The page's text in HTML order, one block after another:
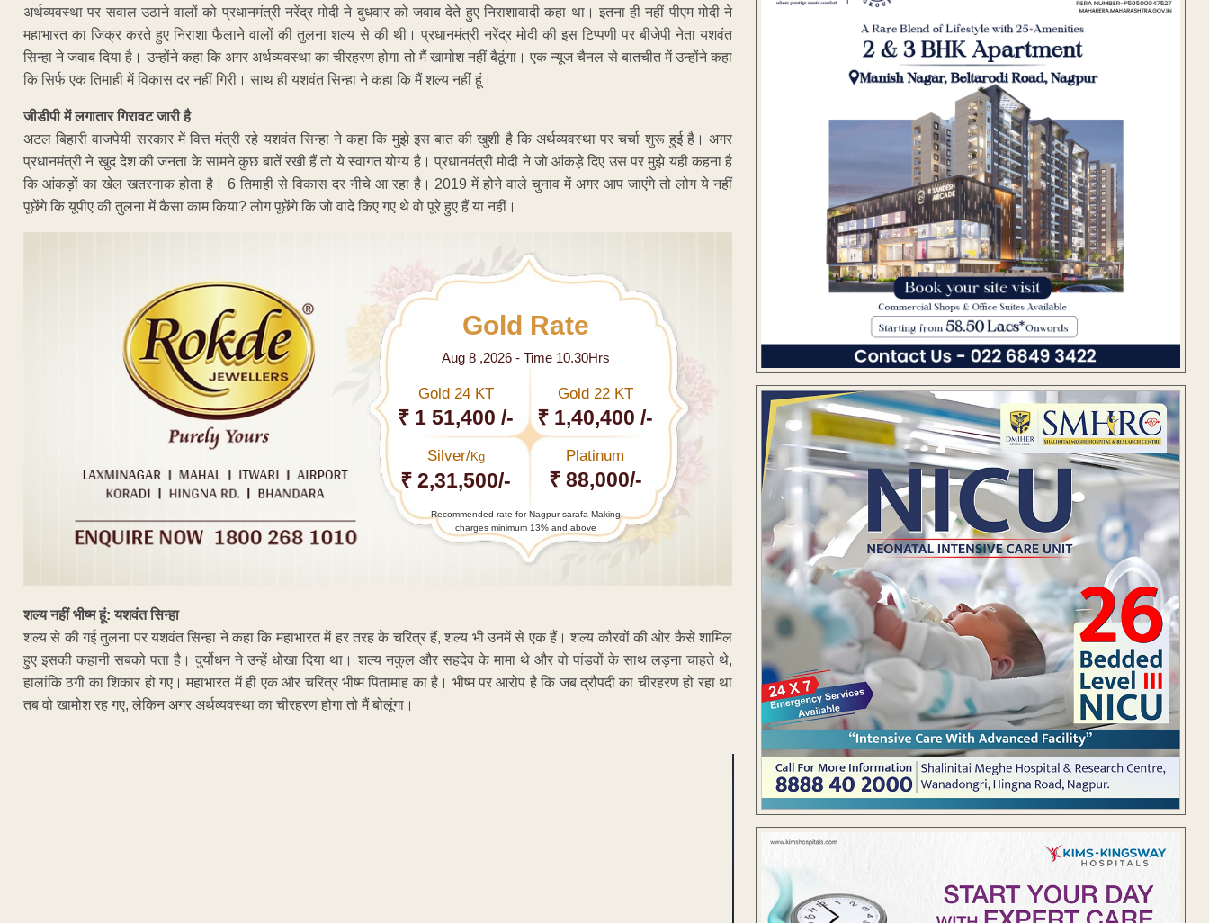
अर्थव्यवस्था पर सवाल उठाने वालों को प्रधानमंत्री नरेंद्र मोदी ने बुधवार को जवाब देते हुए निराशावादी कहा था। इतना ही नहीं पीएम मोदी ने
महाभारत का जिक्र करते हुए निराशा फैलाने वालों की तुलना शल्य से की थी। प्रधानमंत्री नरेंद्र मोदी की इस टिप्पणी पर बीजेपी नेता यशवंत
सिन्हा ने जवाब दिया है। उन्होंने कहा कि अगर अर्थव्यवस्था का चीरहरण होगा तो मैं खामोश नहीं बैठूंगा। एक न्यूज चैनल से बातचीत में उन्होंने कहा
कि सिर्फ एक तिमाही में विकास दर नहीं गिरी। साथ ही यशवंत सिन्हा ने कहा कि मैं शल्य नहीं हूं।
जीडीपी में लगातार गिरावट जारी है
अटल बिहारी वाजपेयी सरकार में वित्त मंत्री रहे यशवंत सिन्हा ने कहा कि मुझे इस बात की खुशी है कि अर्थव्यवस्था पर चर्चा शुरू हुई है। अगर
प्रधानमंत्री ने खुद देश की जनता के सामने कुछ बातें रखी हैं तो ये स्वागत योग्य है। प्रधानमंत्री मोदी ने जो आंकड़े दिए उस पर मुझे यही कहना है
कि आंकड़ों का खेल खतरनाक होता है। 6 तिमाही से विकास दर नीचे आ रहा है। 2019 में होने वाले चुनाव में अगर आप जाएंगे तो लोग ये नहीं
पूछेंगे कि यूपीए की तुलना में कैसा काम किया? लोग पूछेंगे कि जो वादे किए गए थे वो पूरे हुए हैं या नहीं।
Gold Rate
Aug 8 ,2026 - Time 10.30Hrs
Gold 24 KT
₹ 1 51,400 /-
Gold 22 KT
₹ 1,40,400 /-
Silver/Kg
₹ 2,31,500/-
Platinum
₹ 88,000/-
Recommended rate for Nagpur sarafa Making
charges minimum 13% and above
शल्य नहीं भीष्म हूं: यशवंत सिन्हा
शल्य से की गई तुलना पर यशवंत सिन्हा ने कहा कि महाभारत में हर तरह के चरित्र हैं, शल्य भी उनमें से एक हैं। शल्य कौरवों की ओर कैसे शामिल
हुए इसकी कहानी सबको पता है। दुर्योधन ने उन्हें धोखा दिया था। शल्य नकुल और सहदेव के मामा थे और वो पांडवों के साथ लड़ना चाहते थे,
हालांकि ठगी का शिकार हो गए। महाभारत में ही एक और चरित्र भीष्म पितामाह का है। भीष्म पर आरोप है कि जब द्रौपदी का चीरहरण हो रहा था
तब वो खामोश रह गए, लेकिन अगर अर्थव्यवस्था का चीरहरण होगा तो मैं बोलूंगा।